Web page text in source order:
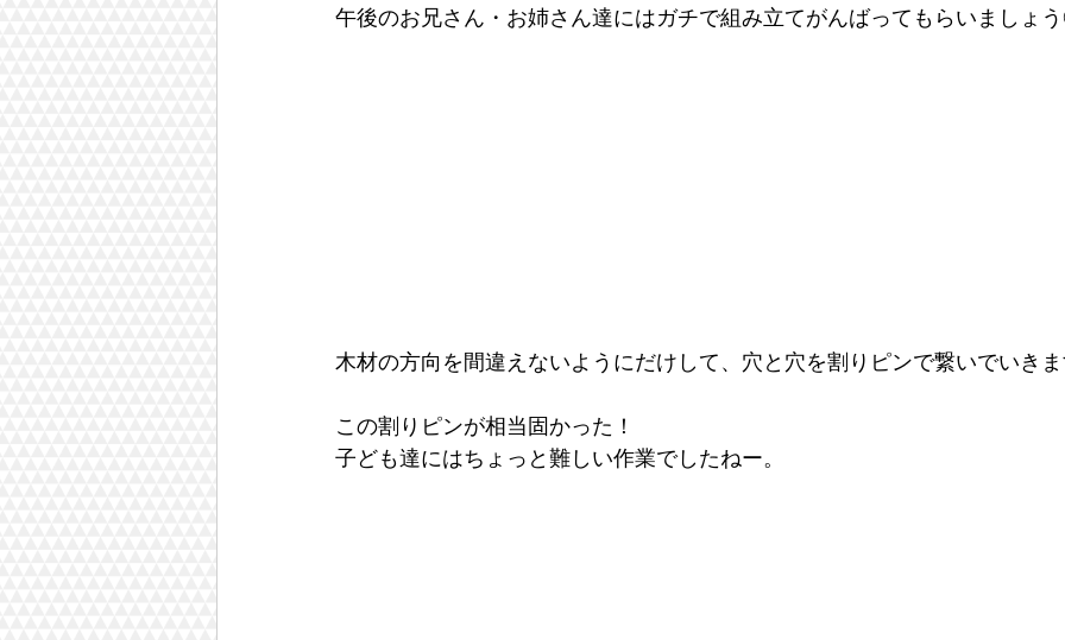
午後のお兄さん・お姉さん達にはガチで組み立てがんばってもらいましょ
木材の方向を間違えないようにだけして、穴と穴を割りピンで繋いでいき
この割りピンが相当固かった！
子ども達にはちょっと難しい作業でしたねー。